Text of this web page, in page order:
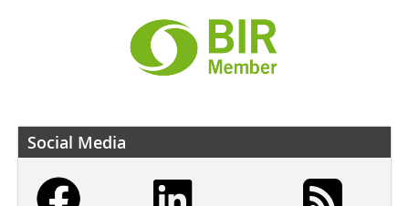
Social Media